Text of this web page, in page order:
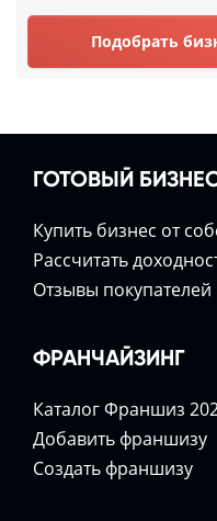
Подобрать
ГОТОВЫЙ
Купить бизнес от
Расcчитать
Отзывы покупателей
ФРАНЧАЙЗИНГ
Каталог Франшиз
Добавить франшизу
Создать франшизу